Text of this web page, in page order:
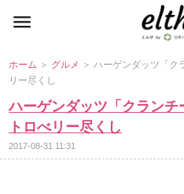
ホーム ＞ グルメ ＞ ハーゲンダッツ「ク
リー尽くし
ハーゲンダッツ「クラン
トロべリー尽くし
2017-08-31 11:31